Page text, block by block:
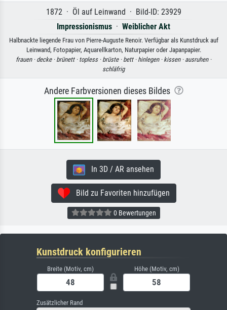
1872 · Öl auf Leinwand · Bild-ID: 23929
Impressionismus · Weiblicher Akt
Halbnackte liegende Frau von Pierre-Auguste Renoir. Verfügbar als Kunstdruck auf
Leinwand, Fotopapier, Aquarellkarton, Naturpapier oder Japanpapier.
frauen · decke · brünett · topless · brüste · bett · hinlegen · kissen · ausruhen ·
schläfrig
Andere Farbversionen dieses Bildes
In 3D / AR ansehen
Bild zu Favoriten hinzufügen
0 Bewertungen
Kunstdruck konfigurieren
Breite (Motiv, cm) Höhe (Motiv, cm)
Zusätzlicher Rand